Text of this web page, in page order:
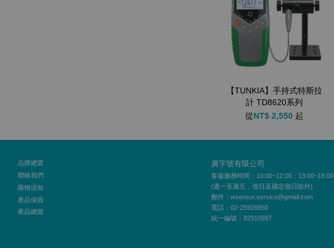
【TUNKIA】手持式特斯拉
計 TD8620系列
從NT$ 2,550 起
品牌總覽
聯絡我們
購物須知
產品保固
產品總覽
廣字號有限公司
客服服務時間：10:00~12:00；13:00~18:00
(週一至週五，假日及國定假日除外)
郵件：wsensor.service@gmail.com
電話：02-25926850
統一編號：82910597